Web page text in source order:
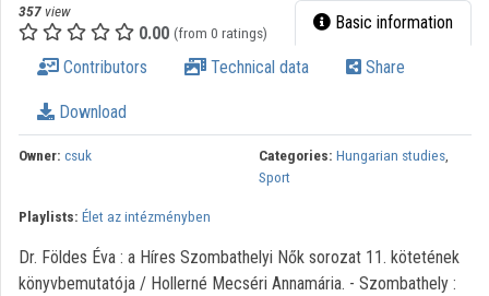
Categories
Organization playlists
Organizations
Contributors
357 view
0.00 (from 0 ratings) Basic information
Contributors Technical data Share
Download
Owner: csuk Categories: Hungarian studies,
Sport
Playlists: Élet az intézményben
Dr. Földes Éva : a Híres Szombathelyi Nők sorozat 11. kötetének
könyvbemutatója / Hollerné Mecséri Annamária. - Szombathely :